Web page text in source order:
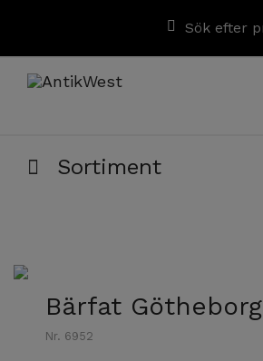
Sortiment
Bärfat Götheborg
Nr. 6952